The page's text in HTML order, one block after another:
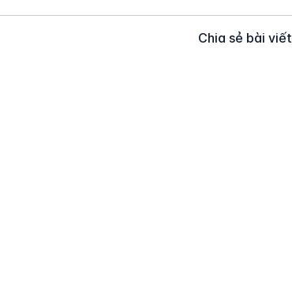
Chia sẻ bài viết